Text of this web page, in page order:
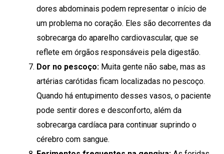
dores abdominais podem representar o início de
um problema no coração. Eles são decorrentes da
sobrecarga do aparelho cardiovascular, que se
reflete em órgãos responsáveis pela digestão.
Dor no pescoço: Muita gente não sabe, mas as
artérias carótidas ficam localizadas no pescoço.
Quando há entupimento desses vasos, o paciente
pode sentir dores e desconforto, além da
sobrecarga cardíaca para continuar suprindo o
cérebro com sangue.